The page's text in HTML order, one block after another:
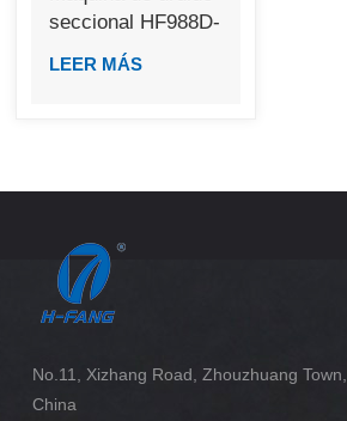
seccional HF988D-
LEER MÁS
No.11, Xizhang Road, Zhouzhuang
China